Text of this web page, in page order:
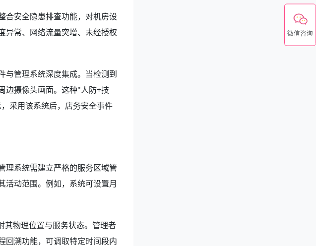
合安全隐患排查功能，对机房设
异常、网络流量突增、未经授权
与管理系统深度集成。当检测到
边摄像头画面。这种"人防+技
采用该系统后，店务安全事件
理系统需建立严格的服务区域管
活动范围。例如，系统可设置月
物理位置与服务状态。管理者
回溯功能，可调取特定时间段内
微信咨询